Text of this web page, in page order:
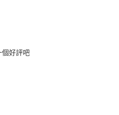
好評吧